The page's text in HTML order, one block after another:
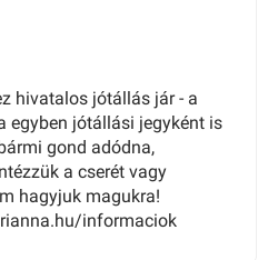
hivatalos jótállás jár - a
egyben jótállási jegyként is
gond adódna,
a cserét vagy
hagyjuk magukra!
informaciok